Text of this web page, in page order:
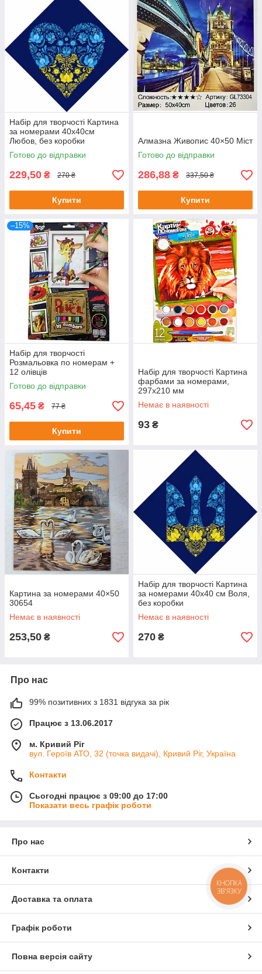
Набір для творчості Картина
за номерами 40х40см
Любов, без коробки
Готово до відправки
229,50 ₴ 270 ₴
Купити
Алмазна Живопис 40×50 Міст
Готово до відправки
286,88 ₴ 337,50 ₴
Купити
–15%
Набір для творчості
Розмальовка по номерам +
12 олівців
Готово до відправки
65,45 ₴ 77 ₴
Купити
Набір для творчості Картина
фарбами за номерами,
297х210 мм
Немає в наявності
93 ₴
Картина за номерами 40×50
30654
Немає в наявності
253,50 ₴
Набір для творчості Картина
за номерами 40х40 см Воля,
без коробки
Немає в наявності
270 ₴
Про нас
99% позитивних з 1831 відгука за рік
Працює з 13.06.2017
м. Кривий Ріг
вул. Героїв АТО, 32 (точка видачі), Кривий Ріг, Україна
Контакти
Сьогодні працює з 09:00 до 17:00
Показати весь графік роботи
Про нас
Контакти
Доставка та оплата
Графік роботи
Повна версія сайту
КНОПКА
ЗВ'ЯЗКУ